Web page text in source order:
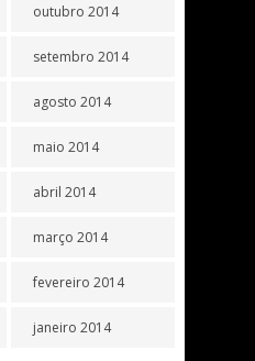
outubro 2014
setembro 2014
agosto 2014
maio 2014
abril 2014
março 2014
fevereiro 2014
janeiro 2014